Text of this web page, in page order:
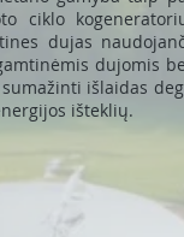
ciklo
dujas
dujomis
išlaidas
išteklių.